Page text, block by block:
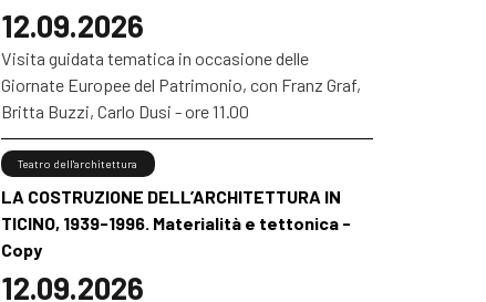
12.09.2026
Visita guidata tematica in occasione delle
Giornate Europee del Patrimonio, con Franz Graf,
Britta Buzzi, Carlo Dusi - ore 11.00
LA COSTRUZIONE DELL’ARCHITETTURA IN
TICINO, 1939-1996. Materialità e tettonica -
Copy
12.09.2026
Teatro dell'architettura